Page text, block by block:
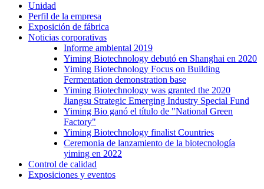
Unidad
Perfil de la empresa
Exposición de fábrica
Noticias corporativas
Informe ambiental 2019
Yiming Biotechnology debutó en Shanghai en 2020
Yiming Biotechnology Focus on Building
Fermentation demonstration base
Yiming Biotechnology was granted the 2020
Jiangsu Strategic Emerging Industry Special Fund
Yiming Bio ganó el título de "National Green
Factory"
Yiming Biotechnology finalist Countries
Ceremonia de lanzamiento de la biotecnología
yiming en 2022
Control de calidad
Exposiciones y eventos